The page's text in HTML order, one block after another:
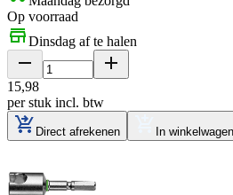
Op voorraad
Dinsdag af te halen
15,98
per stuk incl. btw
Direct afrekenen In winkelwagen